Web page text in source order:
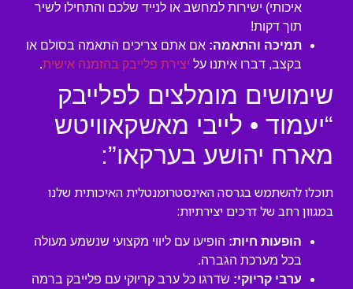
איכותי) ישירות למחשב או לנייד שלכם והתחילו לשיר
תוך דקות!
תמיכה והתאמה: אם אתם צריכים התאמה בסולם או
בקצב, דברו איתנו על יצירת פלייבק בהזמנה אישית.
שימושים מומלצים לפלייבק
“יעמוד • לייבי מאשקאוויטש
מארח יהושע בערקאו”:
תוכלו להשתמש בגרסה האינסטרומנטלית האיכותית שלנו
במגוון רחב של דרכים יצירתיות:
הופעות חיות: הופיעו עם ליווי מקצועי שנשמע מעולה
בכל מערכת הגברה.
ערבי קריוקי: שדרגו כל ערב קריוקי עם פלייבק ברמה